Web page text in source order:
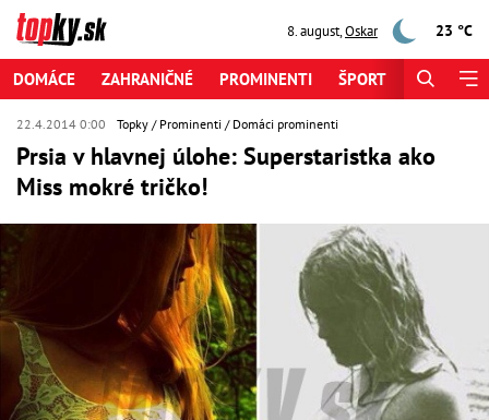
8. august,Oskar 23 °C
DOMÁCE ZAHRANIČNÉ PROMINENTI ŠPORT
22.4.2014 0:00 Topky Prominenti Domáci prominenti
Prsia v hlavnej úlohe: Superstaristka ako
Miss mokré tričko!